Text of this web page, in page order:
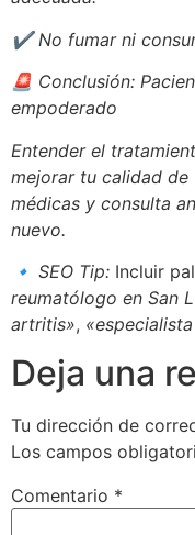
✔No fumar ni
🚨 Conclusión:
empoderado
Entender el
mejorar tu calidad de
médicas y consulta
nuevo.
🔹 SEO Tip: Incluir
reumatólogo en San
artritis»,
Deja una
Tu dirección de
Los campos
Comentario *